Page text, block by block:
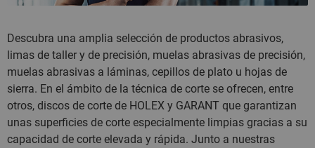
Descubra una amplia selección de productos abrasivos,
limas de taller y de precisión, muelas abrasivas de precisión,
muelas abrasivas a láminas, cepillos de plato u hojas de
sierra. En el ámbito de la técnica de corte se ofrecen, entre
otros, discos de corte de HOLEX y GARANT que garantizan
unas superficies de corte especialmente limpias gracias a su
capacidad de corte elevada y rápida. Junto a nuestras